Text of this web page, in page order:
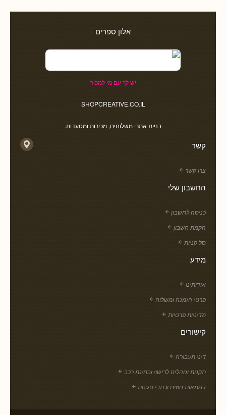
אלון ספרים
יש לך עם מי למכור
SHOPCREATIVE.CO.IL
בניית אתרי משלוחים, מכירות ומסעדות.
קשר
צרו קשר
החשבון שלי
כניסה לחשבון
הקמת חשבון
סל קניות
מידע
אודותינו
פרטי הזמנה ומשלוח
מדיניות פרטיות
קישורים
דיני תעבורה
תקנות ונוהלים לרישוי ובחינת רכב
דוגמאות חוזים וכתבי טענות